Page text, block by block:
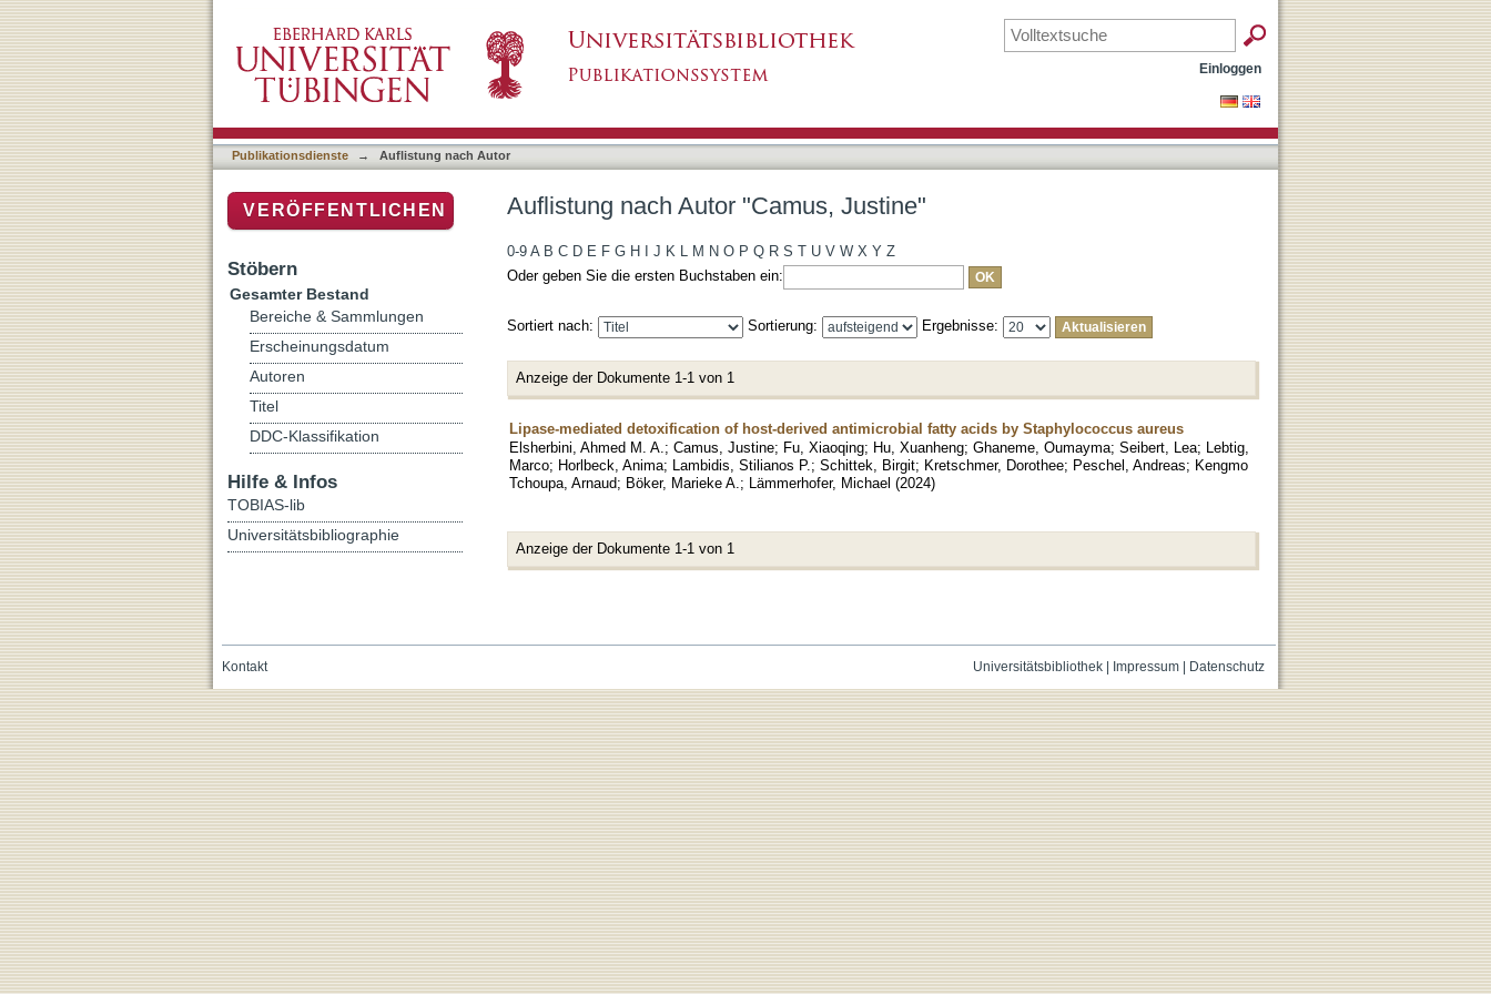
Einloggen
Publikationsdienste → Auflistung nach Autor
Auflistung nach Autor "Camus, Justine"
0-9 A B C D E F G H J K L M N O P Q R S T U V W X Y Z
Oder geben Sie die ersten Buchstaben ein:
Sortiert nach: Sortierung: Ergebnisse:
Anzeige der Dokumente 1-1 von 1
Lipase-mediated detoxification of host-derived antimicrobial fatty acids by Staphylococcus aureus
Elsherbini, Ahmed M. A. ; Camus, Justine; Fu, Xiaoqing; Hu, Xuanheng; Ghaneme, Oumayma; Seibert, Lea; Lebtig,
Marco; Horlbeck, Anima; Lambidis, Stilianos P. ; Schittek, Birgit; Kretschmer, Dorothee; Peschel, Andreas; Kengmo
Tchoupa, Arnaud; Böker, Marieke A. ; Lämmerhofer, Michael (2024)
Anzeige der Dokumente 1-1 von 1
VERÖFFENTLICHEN
Stöbern
Gesamter Bestand
Bereiche & Sammlungen
Erscheinungsdatum
Autoren
Titel
DDC-Klassifikation
Hilfe & Infos
TOBIAS-lib
Universitätsbibliographie
Universitätsbibliothek| Impressum| Datenschutz
Kontakt